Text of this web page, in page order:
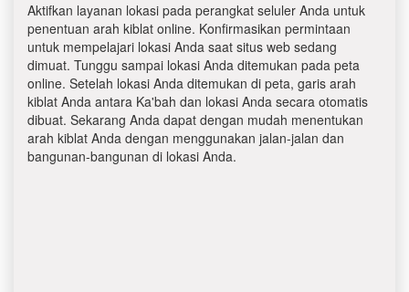
Aktifkan layanan lokasi pada perangkat seluler Anda untuk
penentuan arah kiblat online. Konfirmasikan permintaan
untuk mempelajari lokasi Anda saat situs web sedang
dimuat. Tunggu sampai lokasi Anda ditemukan pada peta
online. Setelah lokasi Anda ditemukan di peta, garis arah
kiblat Anda antara Ka'bah dan lokasi Anda secara otomatis
dibuat. Sekarang Anda dapat dengan mudah menentukan
arah kiblat Anda dengan menggunakan jalan-jalan dan
bangunan-bangunan di lokasi Anda.